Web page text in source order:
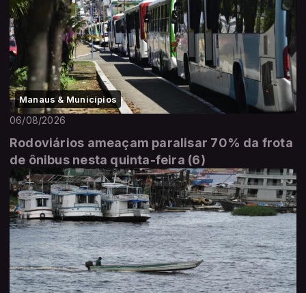
Manaus & Municípios
06/08/2026
Rodoviários ameaçam paralisar 70% da frota
de ônibus nesta quinta-feira (6)